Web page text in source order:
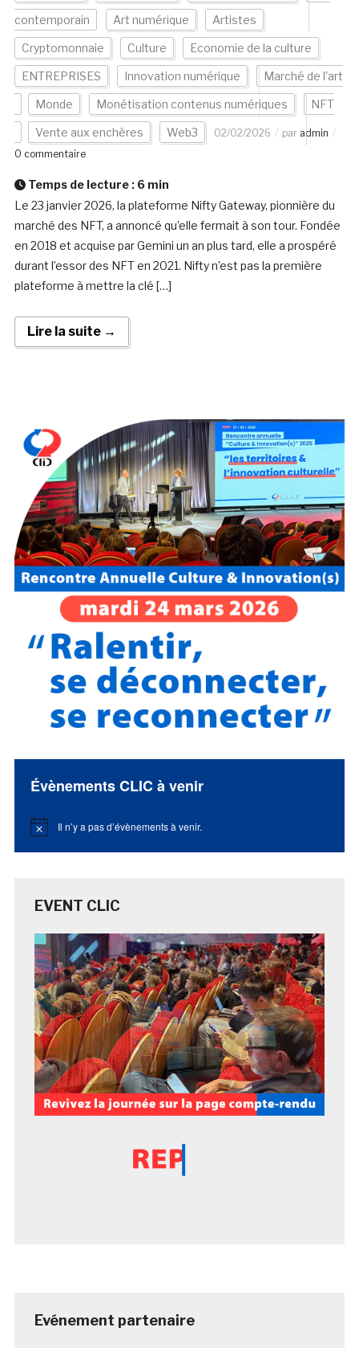
contemporain Art numérique Artistes
Cryptomonnaie Culture Economie de la culture
ENTREPRISES Innovation numérique Marché de l'art
Monde Monétisation contenus numériques NFT
Vente aux enchères Web3 02/02/2026 par admin
0 commentaire
Temps de lecture : 6 min
Le 23 janvier 2026, la plateforme Nifty Gateway, pionnière du
marché des NFT, a annoncé qu’elle fermait à son tour. Fondée
en 2018 et acquise par Gemini un an plus tard, elle a prospéré
durant l’essor des NFT en 2021. Nifty n’est pas la première
plateforme à mettre la clé […]
Lire la suite →
Évènements CLIC à venir
Notice Il n’y a pas d’évènements à venir.
EVENT CLIC
Evénement partenaire